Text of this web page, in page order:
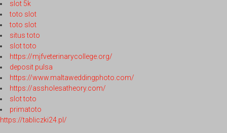
slot 5k
toto slot
toto slot
situs toto
slot toto
https://mjfveterinarycollege.org/
deposit pulsa
https://www.maltaweddingphoto.com/
https://assholesatheory.com/
slot toto
primatoto
https://tabliczki24.pl/